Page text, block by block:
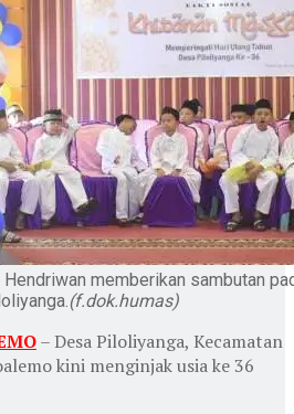
Hendriwan memberikan sambutan
(f.dok.humas)
– Desa Piloliyanga, Kecamatan
kini menginjak usia ke 36